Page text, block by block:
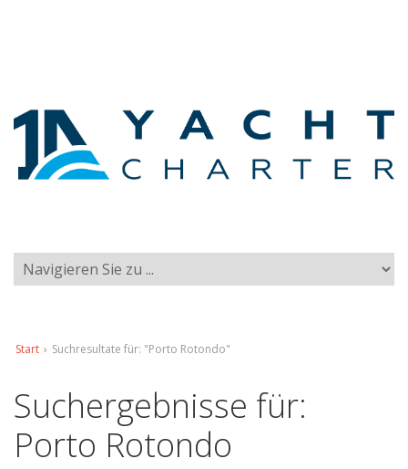
Start › Suchresultate für: "Porto Rotondo"
Suchergebnisse für:
Porto Rotondo